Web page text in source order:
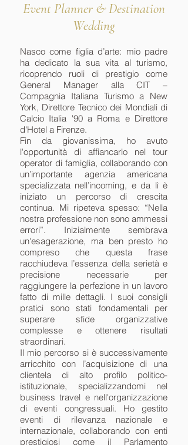
Event Planner & Destination
Wedding
Nasco come figlia d’arte: mio padre
ha dedicato la sua vita al turismo,
ricoprendo ruoli di prestigio come
General Manager alla CIT –
Compagnia Italiana Turismo a New
York, Direttore Tecnico dei Mondiali di
Calcio Italia '90 a Roma e Direttore
d'Hotel a Firenze.
Fin da giovanissima, ho avuto
l'opportunità di affiancarlo nel tour
operator di famiglia, collaborando con
un’importante agenzia americana
specializzata nell’incoming, e da lì è
iniziato un percorso di crescita
continua. Mi ripeteva spesso: “Nella
nostra professione non sono ammessi
errori”. Inizialmente sembrava
un'esagerazione, ma ben presto ho
compreso che questa frase
racchiudeva l’essenza della serietà e
precisione necessarie per
raggiungere la perfezione in un lavoro
fatto di mille dettagli. I suoi consigli
pratici sono stati fondamentali per
superare sfide organizzative
complesse e ottenere risultati
straordinari.
Il mio percorso si è successivamente
arricchito con l’acquisizione di una
clientela di alto profilo politico-
istituzionale, specializzandomi nel
business travel e nell'organizzazione
di eventi congressuali. Ho gestito
eventi di rilevanza nazionale e
internazionale, collaborando con enti
prestigiosi come il Parlamento